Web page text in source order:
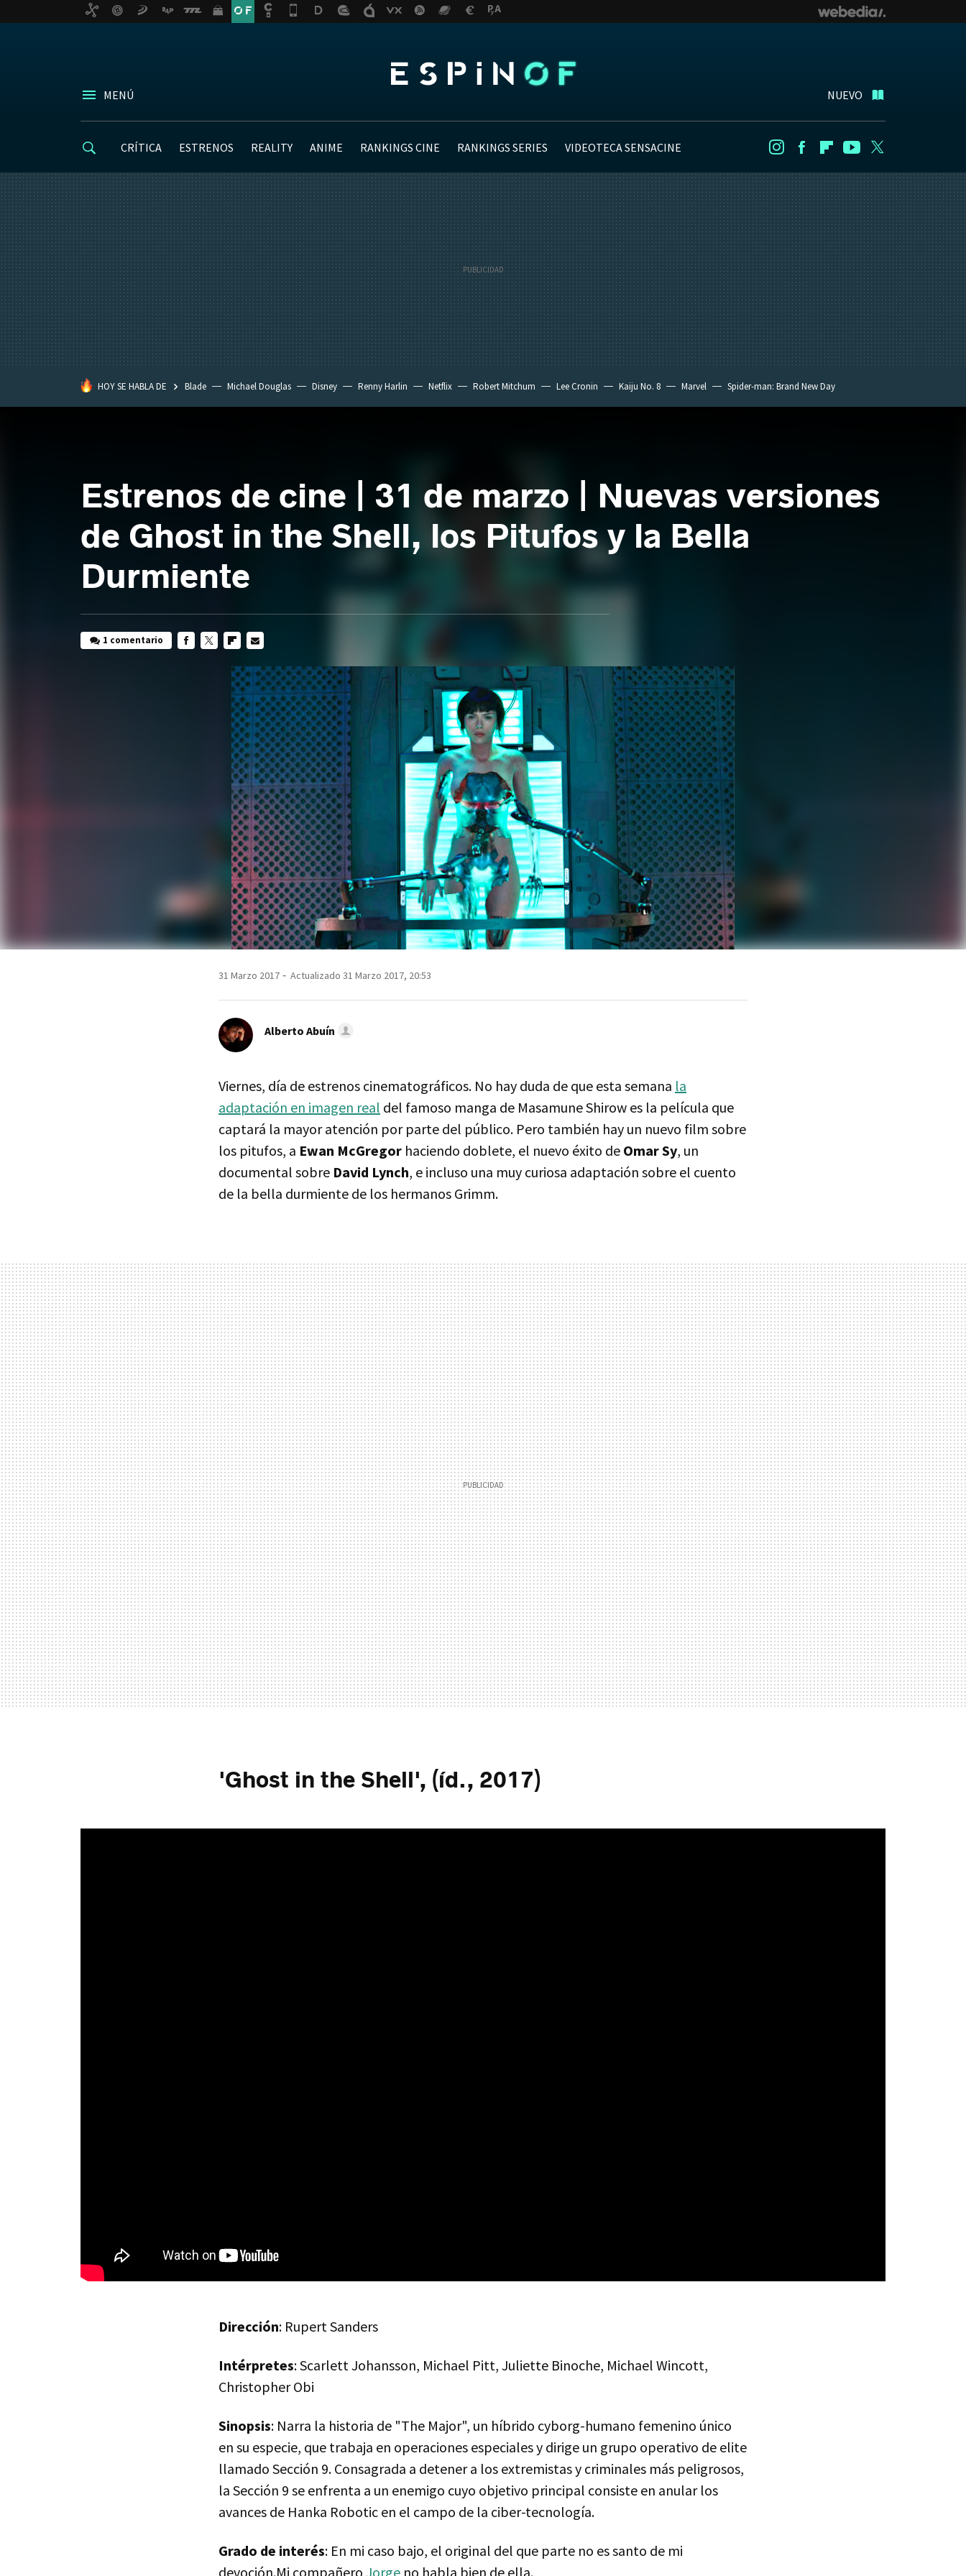
MENÚ NUEVO
CRÍTICA ESTRENOS REALITY ANIME RANKINGS CINE RANKINGS SERIES VIDEOTECA SENSACINE InstagramFacebookFlipboard
Youtube
HOY SE HABLA DE Blade Michael Douglas Disney Renny Harlin Netflix Robert Mitchum Lee Cronin Kaiju No. 8 Marvel Spider-man: Brand New Day
Estrenos de cine | 31 de marzo | Nuevas versiones
de Ghost in the Shell, los Pitufos y la Bella
Durmiente
1 comentario
MAIL
31 Marzo 2017 Actualizado 31 Marzo 2017, 20:53
Alberto Abuín
Viernes, día de estrenos cinematográficos. No hay duda de que esta semana la
adaptación en imagen real del famoso manga de Masamune Shirow es la película que
captará la mayor atención por parte del público. Pero también hay un nuevo film sobre
los pitufos, a Ewan McGregor haciendo doblete, el nuevo éxito de Omar Sy, un
documental sobre David Lynch, e incluso una muy curiosa adaptación sobre el cuento
de la bella durmiente de los hermanos Grimm.
'Ghost in the Shell', (íd., 2017)
Dirección: Rupert Sanders
Intérpretes: Scarlett Johansson, Michael Pitt, Juliette Binoche, Michael Wincott,
Christopher Obi
Sinopsis: Narra la historia de "The Major", un híbrido cyborg-humano femenino único
en su especie, que trabaja en operaciones especiales y dirige un grupo operativo de elite
llamado Sección 9. Consagrada a detener a los extremistas y criminales más peligrosos,
la Sección 9 se enfrenta a un enemigo cuyo objetivo principal consiste en anular los
avances de Hanka Robotic en el campo de la ciber-tecnología.
Grado de interés: En mi caso bajo, el original del que parte no es santo de mi
devoción.Mi compañero Jorge no habla bien de ella.